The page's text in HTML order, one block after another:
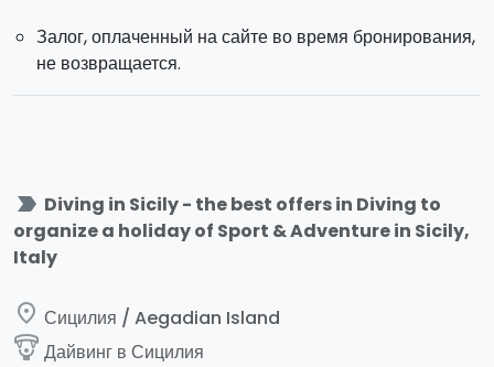
Залог, оплаченный на сайте во время бронирования,
не возвращается.
label_important Diving in Sicily - the best offers in Diving to
organize a holiday of Sport & Adventure in Sicily,
Italy
place Сицилия / Aegadian Island
paragliding Дайвинг в Сицилия